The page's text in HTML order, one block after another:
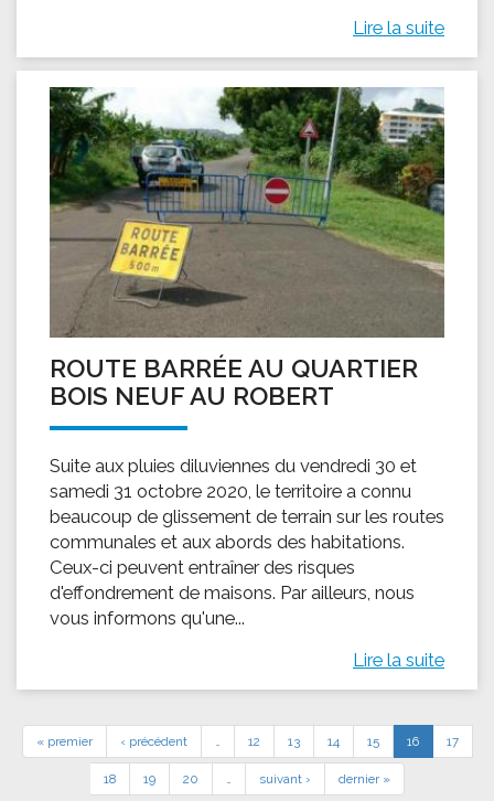
Lire la suite
ROUTE BARRÉE AU QUARTIER
BOIS NEUF AU ROBERT
Suite aux pluies diluviennes du vendredi 30 et
samedi 31 octobre 2020, le territoire a connu
beaucoup de glissement de terrain sur les routes
communales et aux abords des habitations.
Ceux-ci peuvent entraîner des risques
d'effondrement de maisons. Par ailleurs, nous
vous informons qu'une...
Lire la suite
« premier ‹ précédent … 12 13 14 15 16 17
18 19 20 … suivant › dernier »